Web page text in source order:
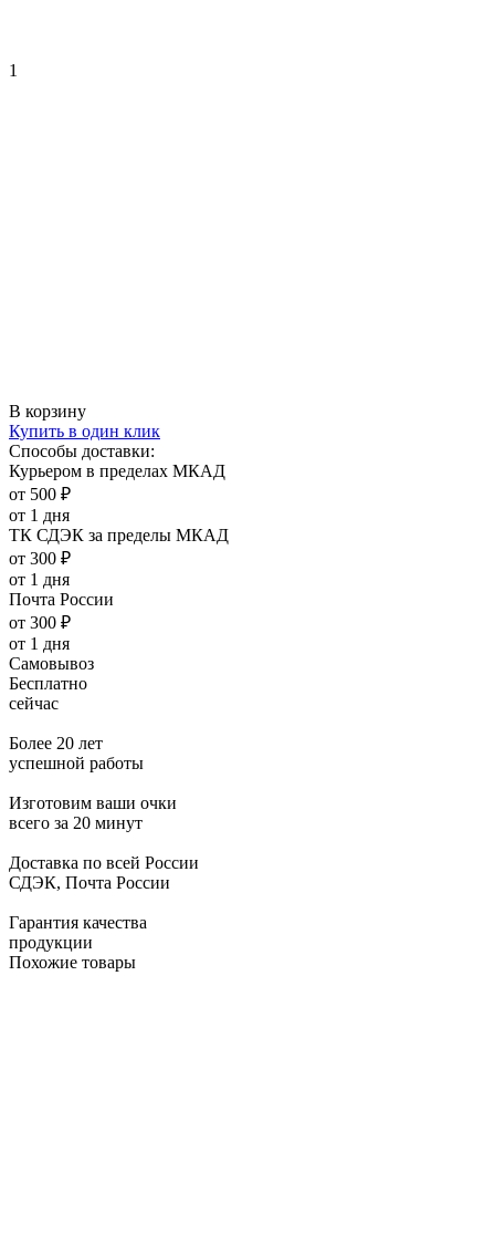
1
В корзину
Купить в один клик
Способы доставки:
Курьером в пределах МКАД
от 500 ₽
от 1 дня
ТК СДЭК за пределы МКАД
от 300 ₽
от 1 дня
Почта России
от 300 ₽
от 1 дня
Самовывоз
Бесплатно
сейчас
Более 20 лет
успешной работы
Изготовим ваши очки
всего за 20 минут
Доставка по всей России
СДЭК, Почта России
Гарантия качества
продукции
Похожие товары